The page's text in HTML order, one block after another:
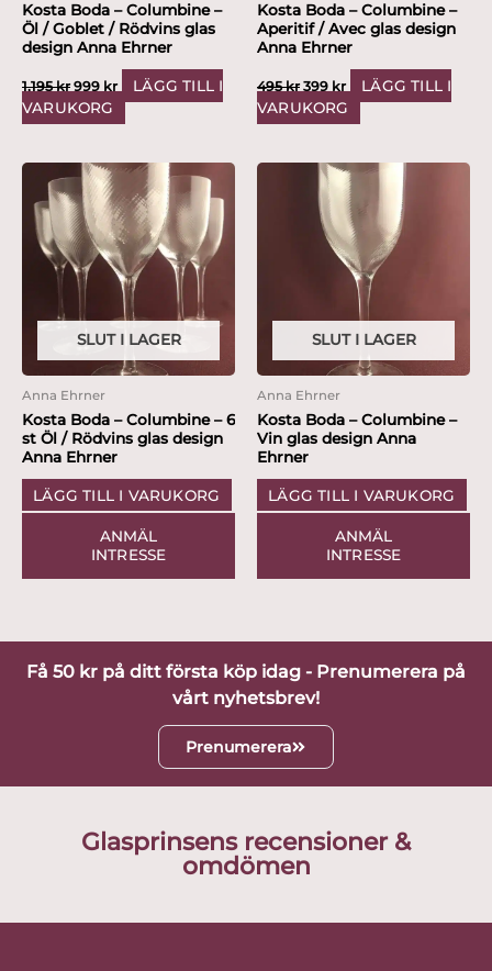
Kosta Boda – Columbine –
Öl / Goblet / Rödvins glas
design Anna Ehrner
1,195kr 999 kr
LÄGG TILL I
VARUKORG
Kosta Boda – Columbine –
Aperitif / Avec glas design
Anna Ehrner
495kr 399 kr
LÄGG TILL I
VARUKORG
SLUT I LAGER
Anna Ehrner
Kosta Boda – Columbine – 6
st Öl / Rödvins glas design
Anna Ehrner
LÄGG TILL I VARUKORG
ANMÄL
INTRESSE
SLUT I LAGER
Anna Ehrner
Kosta Boda – Columbine –
Vin glas design Anna
Ehrner
LÄGG TILL I VARUKORG
ANMÄL
INTRESSE
Få 50 kr på ditt första köp idag - Prenumerera på
vårt nyhetsbrev!
Prenumerera
Glasprinsens recensioner &
omdömen